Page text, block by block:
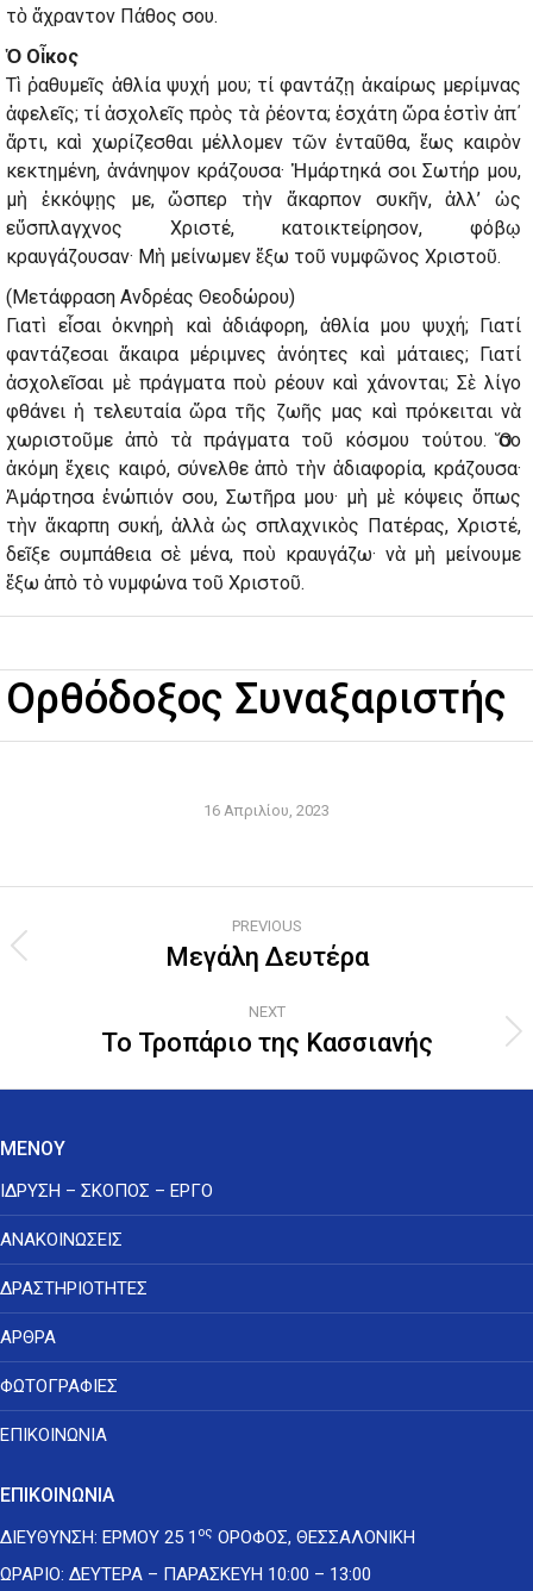
τὸ ἄχραντον Πάθος σου.
Ὁ Οἶκος
Τὶ ῥαθυμεῖς ἀθλία ψυχή μου; τί φαντάζῃ ἀκαίρως μερίμνας
ἀφελεῖς; τί ἀσχολεῖς πρὸς τὰ ῥέοντα; ἐσχάτη ὥρα ἐστὶν ἀπ΄
ἄρτι, καὶ χωρίζεσθαι μέλλομεν τῶν ἐνταῦθα, ἕως καιρὸν
κεκτημένη, ἀνάνηψον κράζουσα· Ἡμάρτηκά σοι Σωτήρ μου,
μὴ ἐκκόψῃς με, ὥσπερ τὴν ἄκαρπον συκῆν, ἀλλ’ ὡς
εὔσπλαγχνος Χριστέ, κατοικτείρησον, φόβῳ
κραυγάζουσαν· Μὴ μείνωμεν ἔξω τοῦ νυμφῶνος Χριστοῦ.
(Μετάφραση Ανδρέας Θεοδώρου)
Γιατὶ εἶσαι ὀκνηρὴ καὶ ἀδιάφορη, ἀθλία μου ψυχή; Γιατί
φαντάζεσαι ἄκαιρα μέριμνες ἀνόητες καὶ μάταιες; Γιατί
ἀσχολεῖσαι μὲ πράγματα ποὺ ρέουν καὶ χάνονται; Σὲ λίγο
φθάνει ἡ τελευταία ὥρα τῆς ζωῆς μας καὶ πρόκειται νὰ
χωριστοῦμε ἀπὸ τὰ πράγματα τοῦ κόσμου τούτου. Ὅσο
ἀκόμη ἔχεις καιρό, σύνελθε ἀπὸ τὴν ἀδιαφορία, κράζουσα·
Ἁμάρτησα ἐνώπιόν σου, Σωτῆρα μου· μὴ μὲ κόψεις ὅπως
τὴν ἄκαρπη συκή, ἀλλὰ ὡς σπλαχνικὸς Πατέρας, Χριστέ,
δεῖξε συμπάθεια σὲ μένα, ποὺ κραυγάζω· νὰ μὴ μείνουμε
ἔξω ἀπὸ τὸ νυμφώνα τοῦ Χριστοῦ.
Ορθόδοξος Συναξαριστής
16 Απριλίου, 2023
navigation
PREVIOUS
Previous
Μεγάλη Δευτέρα
NEXT
Next
Το Τροπάριο της Κασσιανής
ΜΕΝΟΥ
ΙΔΡΥΣΗ – ΣΚΟΠΟΣ – ΕΡΓΟ
ΑΝΑΚΟΙΝΩΣΕΙΣ
ΔΡΑΣΤΗΡΙΟΤΗΤΕΣ
ΑΡΘΡΑ
ΦΩΤΟΓΡΑΦΙΕΣ
ΕΠΙΚΟΙΝΩΝΙΑ
ΕΠΙΚΟΙΝΩΝΙΑ
ΔΙΕΥΘΥΝΣΗ: ΕΡΜΟΥ 25 1 ος ΟΡΟΦΟΣ, ΘΕΣΣΑΛΟΝΙΚΗ
ΩΡΑΡΙΟ: ΔΕΥΤΕΡΑ – ΠΑΡΑΣΚΕΥΗ 10:00 – 13:00